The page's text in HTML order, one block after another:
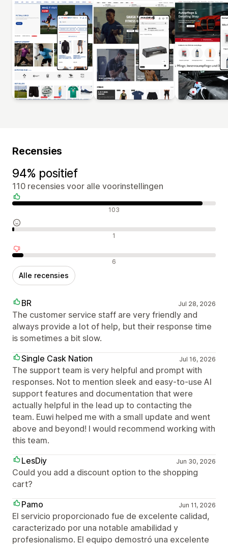
Recensies
94% positief
110 recensies voor alle voorinstellingen
Positieve recensies 103
Neutrale recensies 1
Negatieve recensies 6
Alle recensies
BR Jul 28, 2026
The customer service staff are very friendly and
always provide a lot of help, but their response time
is sometimes a bit slow.
Single Cask Nation
Jul 16, 2026
The support team is very helpful and prompt with
responses. Not to mention sleek and easy-to-use AI
support features and documentation that were
actually helpful in the lead up to contacting the
team. Euwi helped me with a small update and went
above and beyond! I would recommend working with
this team.
LesDiy
Jun 30, 2026
Could you add a discount option to the shopping
cart?
Pamo
Jun 11, 2026
El servicio proporcionado fue de excelente calidad,
caracterizado por una notable amabilidad y
profesionalismo. El equipo demostró una excelente